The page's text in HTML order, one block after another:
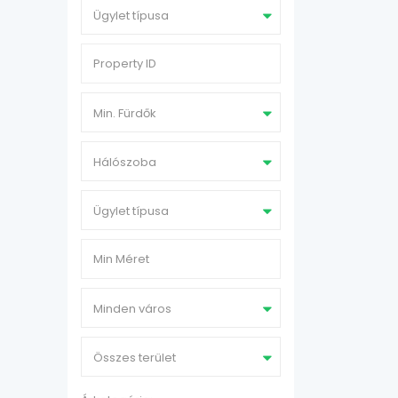
Ügylet típusa
Min. Fürdők
Hálószoba
Ügylet típusa
Minden város
Összes terület